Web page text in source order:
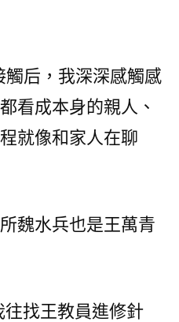
觸后，我深深感觸感
看成本身的親人、
就像和家人在聊
魏水兵也是王萬青
找王教員進修針